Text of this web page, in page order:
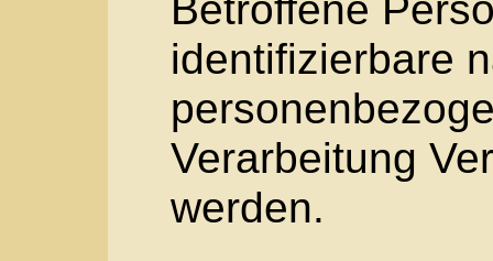
das Abfragen, die
durch
andere Form der
oder die
Löschen oder die